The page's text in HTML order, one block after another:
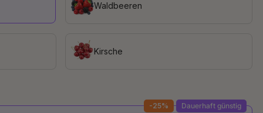
Waldbeeren
Kirsche
-25% Dauerhaft günstig